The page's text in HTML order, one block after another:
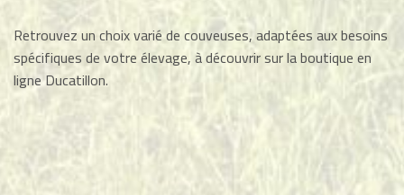
Retrouvez un choix varié de couveuses, adaptées aux besoins
spécifiques de votre élevage, à découvrir sur la boutique en
ligne Ducatillon.